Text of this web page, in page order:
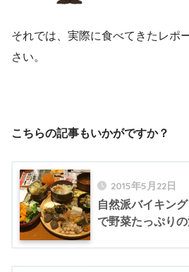
それでは、実際に食べてきたレポ
さい。
こちらの記事もいかがですか？
2015年5月22日
自然派バイキン
で野菜たっぷり